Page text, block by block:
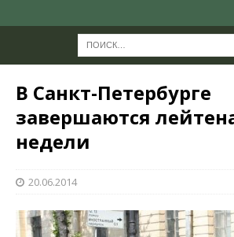
В Санкт-Петербурге
завершаются
недели
20.06.2014